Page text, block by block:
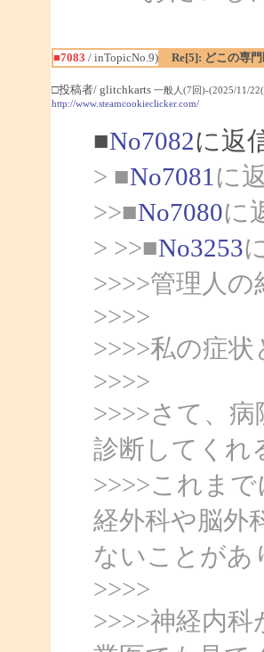
■7083 / inTopicNo.9) Re[5]: どこの専
□投稿者/ glitchkarts 一般人(7回)-(2025/11/
http://www.steamcookieclicker.com/
■No7082に返
> ■No7081 に
>>■No7080に
> >>■No3253
>>>>管理人の
>>>>
>>>>私の症
>>>>
>>>>さて、
診断してくれ
>>>>これま
経外科や脳外
ないことがあ
>>>>
>>>>神経内